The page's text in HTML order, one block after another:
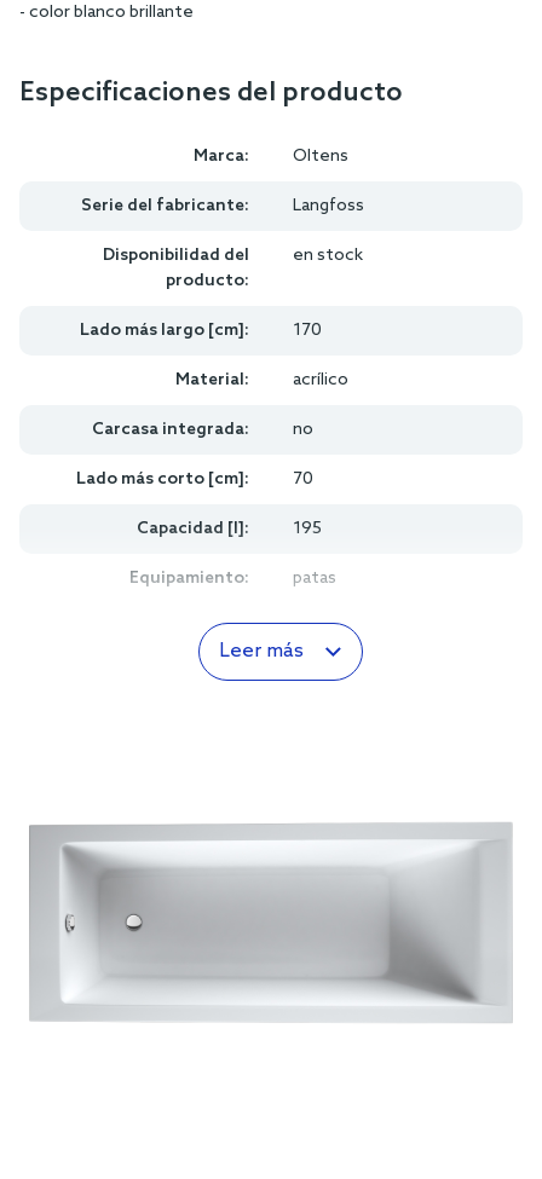
- color blanco brillante
Especificaciones del producto
Marca: Oltens
Serie del fabricante: Langfoss
Disponibilidad del
producto:
en stock
Lado más largo [cm]: 170
Material: acrílico
Carcasa integrada: no
Lado más corto [cm]: 70
Capacidad [l]: 195
Equipamiento: patas
Leer más